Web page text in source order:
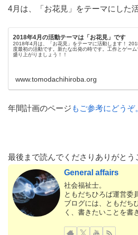
4月は、「お花見」をテーマにした
2018年4月の活動テーマは「お花見」です
2018年4月は、「お花見」をテーマに活動します！
度最初の活動です。新たな出発の時です。工作とゲーム
盛り上がりましょう！！
www.tomodachihiroba.org
年間計画のページ もご参考にどうぞ
最後まで読んでくださりありがとう
General affairs
社会福祉士。
ともだちひろば運営委
ブログには、ともだち
く、書きたいことを書